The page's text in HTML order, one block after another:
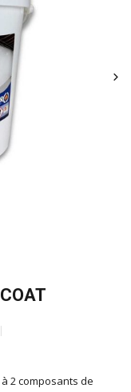
2 composants de